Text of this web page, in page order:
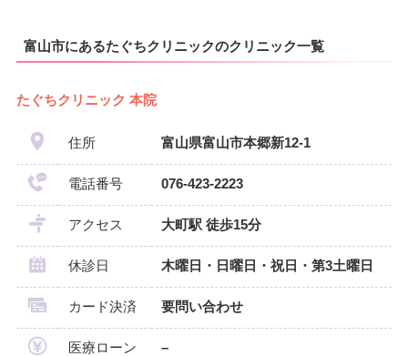
富山市にあるたぐちクリニックのクリニック一覧
たぐちクリニック 本院
住所 富山県富山市本郷新12-1
電話番号 076-423-2223
アクセス 大町駅 徒歩15分
休診日 木曜日・日曜日・祝日・第3土曜日
カード決済 要問い合わせ
医療ローン –